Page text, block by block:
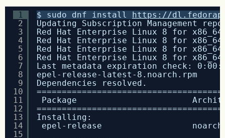
1
2
3
4
5
6
7
8
9
10
11
12
13
14
15
$ sudo dnf install
https://
Updating Subscription Management
Red Hat Enterprise Linux 8 for x86_64
Red Hat Enterprise Linux 8 for x86_64
Red Hat Enterprise Linux 8 for x86_64
Red Hat Enterprise Linux 8 for x86_64
Last metadata expiration check:
epel-release-latest-8.noarch.rpm
Dependencies resolved.
Package
Installing:
epel-release                  noarch